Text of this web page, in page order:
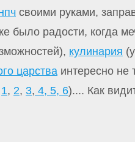
своими руками,
было радости, когда
кулинария
царства интересно не
1, 2, 3, 4, 5, 6).... Как